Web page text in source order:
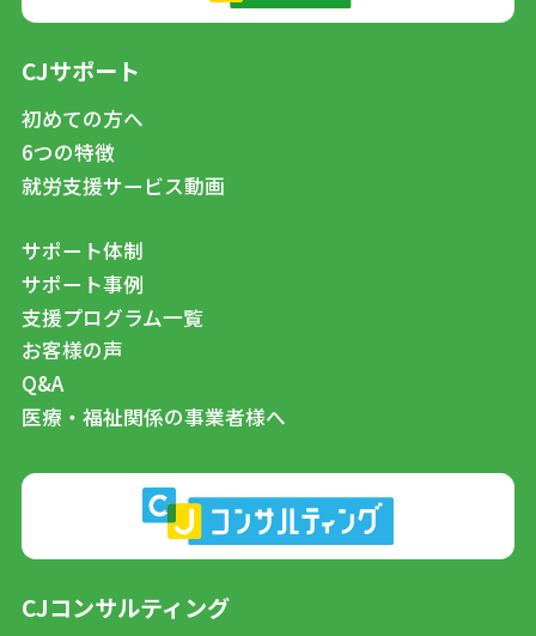
CJサポート
初めての方へ
6つの特徴
就労支援サービス動画
サポート体制
サポート事例
支援プログラム一覧
お客様の声
Q&A
医療・福祉関係の事業者様へ
CJコンサルティング